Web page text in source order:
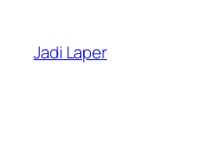
content
Jadi Laper